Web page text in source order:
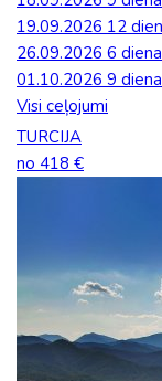
19.09.2026 12
26.09.2026 6
01.10.2026 9
Visi ceļojumi
TURCIJA
no 418 €